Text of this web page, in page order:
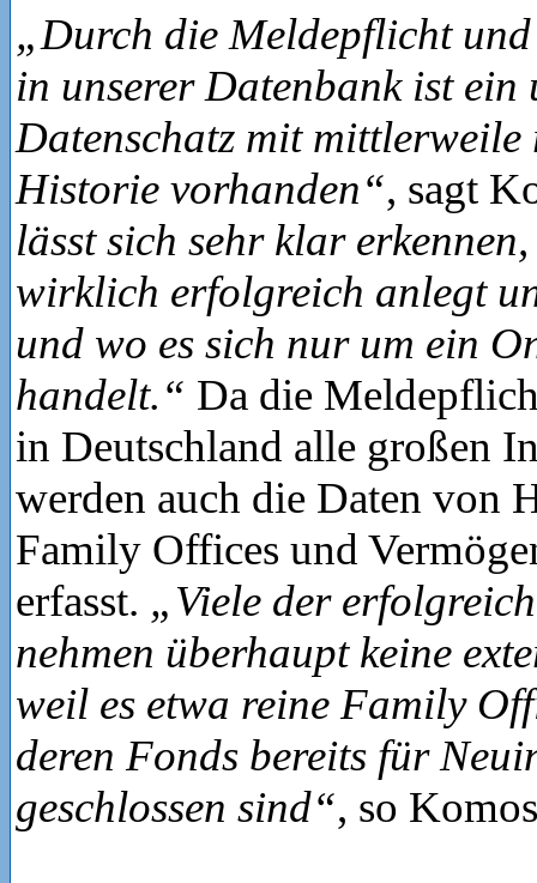
„Durch die Meldepflicht
in unserer Datenbank ist ein
Datenschatz mit
Historie vorhanden“, sagt
lässt sich sehr klar
wirklich erfolgreich anlegt
und wo es sich nur um ein
handelt.“ Da die
in Deutschland alle großen
werden auch die Daten von
Family Offices und
erfasst. „Viele der
nehmen überhaupt keine
weil es etwa reine Family
deren Fonds bereits für
geschlossen sind“, so